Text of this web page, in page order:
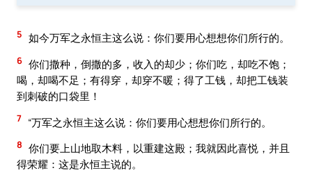
5 如今万军之永恒主这么说：你们要用心想想你们所行的。
6 你们撒种，倒撒的多，收入的却少；你们吃，却吃不饱；
喝，却喝不足；有得穿，却穿不暖；得了工钱，却把工钱装
到刺破的口袋里！
7 “万军之永恒主这么说：你们要用心想想你们所行的。
8 你们要上山地取木料，以重建这殿；我就因此喜悦，并且
得荣耀：这是永恒主说的。